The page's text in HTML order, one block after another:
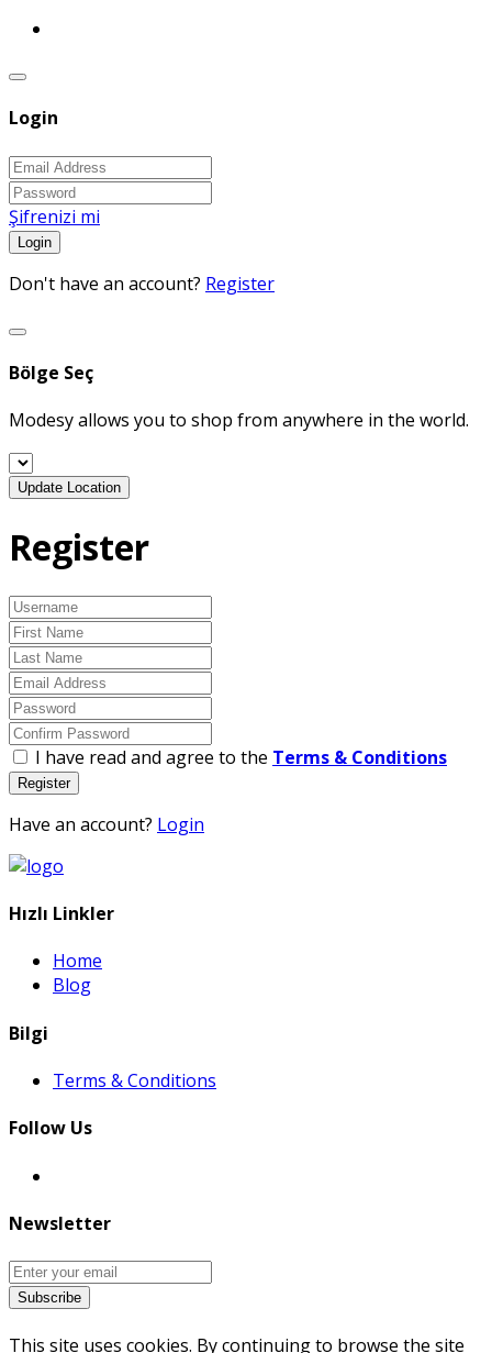
Login
Şifrenizi mi
Login
Don't have an account? Register
Bölge Seç
Modesy allows you to shop from anywhere in the world.
Update Location
Register
I have read and agree to the Terms & Conditions
Register
Have an account? Login
Hızlı Linkler
Home
Blog
Bilgi
Terms & Conditions
Follow Us
Newsletter
Subscribe
This site uses cookies. By continuing to browse the site